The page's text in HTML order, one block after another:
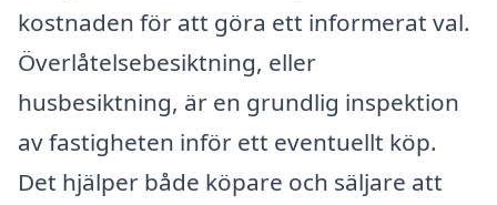
kostnaden för att göra ett informerat val.
Överlåtelsebesiktning, eller
husbesiktning, är en grundlig inspektion
av fastigheten inför ett eventuellt köp.
Det hjälper både köpare och säljare att